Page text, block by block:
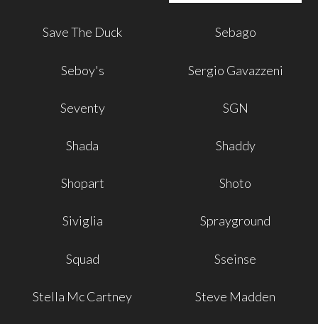
Save The Duck Sebago
Seboy's Sergio Gavazzeni
Seventy SGN
Shada Shaddy
Shopart Shoto
Siviglia Sprayground
Squad Sseinse
Stella Mc Cartney Steve Madden